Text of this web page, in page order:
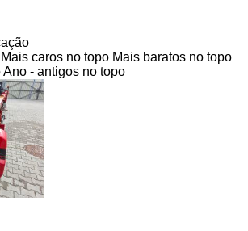
Mais caros no topo Mais baratos no topo
Ano - antigos no topo